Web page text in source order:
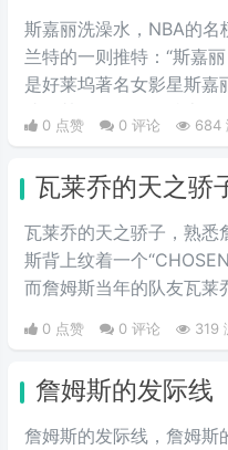
斯嘉丽洗澡水，NBA的名
兰特的一则推特：“斯嘉
是好莱坞著名女影星斯嘉
迷，甚至曾经在推特上公
洗澡水”
0 点赞 0 评论 684
瓦莱乔的天之骄
瓦莱乔的天之骄子，熟悉
斯背上纹着一个
而詹姆斯当年的队友瓦莱
用笔写下了“CHOSEN2”
个经久不衰的梗。
0 点赞 0 评论 319
詹姆斯的发际线
詹姆斯的发际线，詹姆斯